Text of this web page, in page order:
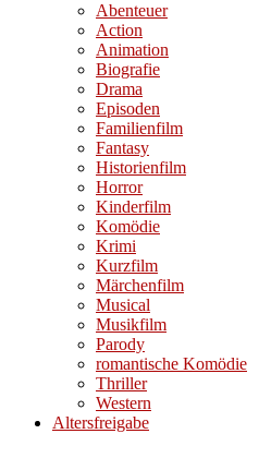
Abenteuer
Action
Animation
Biografie
Drama
Episoden
Familienfilm
Fantasy
Historienfilm
Horror
Kinderfilm
Komödie
Krimi
Kurzfilm
Märchenfilm
Musical
Musikfilm
Parody
romantische Komödie
Thriller
Western
Altersfreigabe